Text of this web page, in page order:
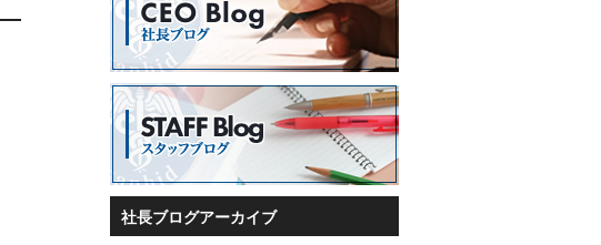
社長ブログアーカイブ